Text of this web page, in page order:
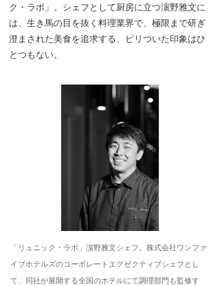
ク・ラボ」。シェフとして厨房に立つ濵野雅文に
は、生き馬の目を抜く料理業界で、極限まで研ぎ
澄まされた美食を追求する、ピリついた印象はひ
とつもない。
「リュニック・ラボ」濵野雅文シェフ。株式会社ワンファ
イブホテルズのコーポレートエグゼクティブシェフとし
て、同社が展開する全国のホテルにて調理部門も監修す